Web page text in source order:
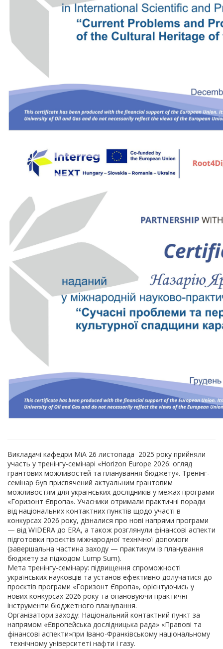
Викладачі кафедри МіА 26 листопада 2025 року прийняли
участь у тренінгу-семінарі «Horizon Europe 2026: огляд
грантових можливостей та планування бюджету». Тренінг-
семінар був присвячений актуальним грантовим
можливостям для українських дослідників у межах програми
«Горизонт Європа». Учасники отримали практичні поради
від національних контактних пунктів щодо участі в
конкурсах 2026 року, дізналися про нові напрями програми
— від WIDERA до ERA, а також розглянули фінансові аспекти
підготовки проєктів міжнародної технічної допомоги
(завершальна частина заходу — практикум із планування
бюджету за підходом Lump Sum).
Мета тренінгу-семінару: підвищення спроможності
українських науковців та установ ефективно долучатися до
проєктів програми «Горизонт Європа», орієнтуючись у
нових конкурсах 2026 року та опановуючи практичні
інструменти бюджетного планування.
Організатори заходу: Національний контактний пункт за
напрямом «Європейська дослідницька рада» «Правові та
фінансові аспекти»при Івано-Франківському національному
технічному університеті нафти і газу.